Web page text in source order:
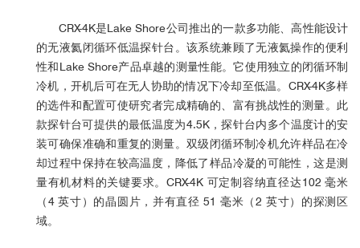
CRX-4K是Lake Shore公司推出的一款多功能、高性能设计
的无液氦闭循环低温探针台。该系统兼顾了无液氦操作的便利
性和Lake Shore产品卓越的测量性能。它使用独立的闭循环制
冷机，开机后可在无人协助的情况下冷却至低温。CRX-4K多样
的选件和配置可使研究者完成精确的、富有挑战性的测量。此
款探针台可提供的最低温度为4.5K，探针台内多个温度计的安
装可确保准确和重复的测量。双级闭循环制冷机允许样品在冷
却过程中保持在较高温度，降低了样品冷凝的可能性，这是测
量有机材料的关键要求。CRX-4K 可定制容纳直径达102 毫米
（4 英寸）的晶圆片，并有直径 51 毫米（2 英寸）的探测区
域。